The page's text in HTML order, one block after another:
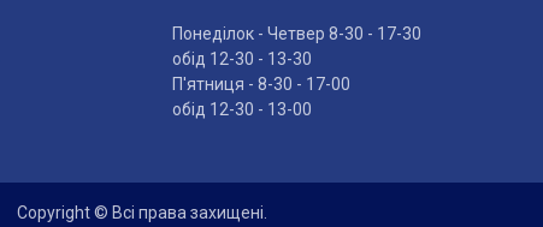
Понеділок - Четвер 8-30 - 17-30
обід 12-30 - 13-30
П'ятниця - 8-30 - 17-00
обід 12-30 - 13-00
Copyright © Всі права захищені.